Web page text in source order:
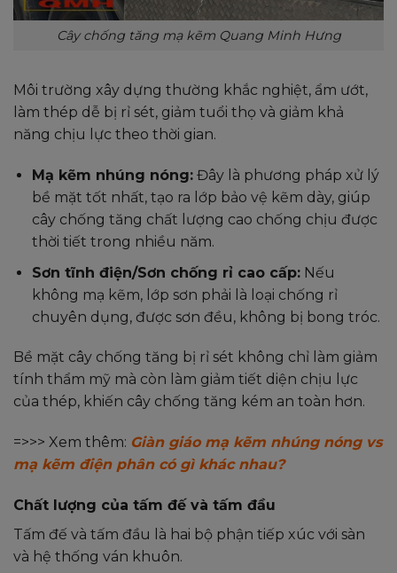
Cây chống tăng mạ kẽm Quang Minh Hưng
Môi trường xây dựng thường khắc nghiệt, ẩm ướt,
làm thép dễ bị rỉ sét, giảm tuổi thọ và giảm khả
năng chịu lực theo thời gian.
Mạ kẽm nhúng nóng:Đây là phương pháp xử lý
bề mặt tốt nhất, tạo ra lớp bảo vệ kẽm dày, giúp
cây chống tăng chất lượng cao chống chịu được
thời tiết trong nhiều năm.
Sơn tĩnh điện/Sơn chống rỉ cao cấp:Nếu
không mạ kẽm, lớp sơn phải là loại chống rỉ
chuyên dụng, được sơn đều, không bị bong tróc.
Bề mặt cây chống tăng bị rỉ sét không chỉ làm giảm
tính thẩm mỹ mà còn làm giảm tiết diện chịu lực
của thép, khiến cây chống tăng kém an toàn hơn.
=>>> Xem thêm: Giàn giáo mạ kẽm nhúng nóng vs
mạ kẽm điện phân có gì khác nhau?
Chất lượng của tấm đế và tấm đầu
Tấm đế và tấm đầu là hai bộ phận tiếp xúc với sàn
và hệ thống ván khuôn.